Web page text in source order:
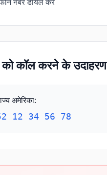
को कॉल करने के उदाहरण
अमेरिका:
12 34 56 78